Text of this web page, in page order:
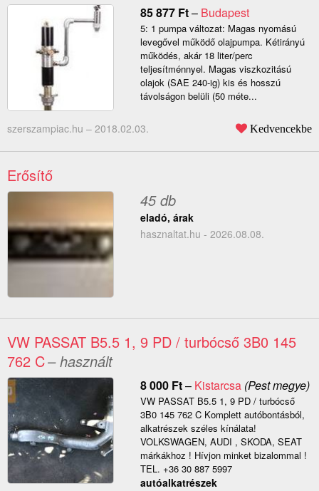
85 877 Ft– Budapest
5: 1 pumpa változat: Magas nyomású
levegővel működő olajpumpa. Kétirányú
működés, akár 18 liter/perc
teljesítménnyel. Magas viszkozitású
olajok (SAE 240-ig) kis és hosszú
távolságon belüli (50 méte...
szerszampiac.hu – 2018.02.03. Kedvencekbe
Erősítő
45 db
eladó, árak
hasznaltat.hu - 2026.08.08.
VW PASSAT B5.5 1, 9 PD / turbócső 3B0 145
762 C– használt
8 000 Ft– Kistarcsa(Pest megye)
VW PASSAT B5.5 1, 9 PD / turbócső
3B0 145 762 C Komplett autóbontásból,
alkatrészek széles kínálata!
VOLKSWAGEN, AUDI , SKODA, SEAT
márkákhoz ! Hívjon minket bizalommal !
TEL. +36 30 887 5997
autóalkatrészek